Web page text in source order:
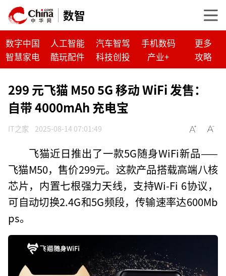
数智
数字中国 人工智能 汽车智驾 手机数码
更多
智慧家电
酷玩配件 科技创投 产业+ 攻略
299 元飞猫 M50 5G 移动 WiFi 发售：
自带 4000mAh 充电宝
IT之家 2025-08-14 07:01:49
飞猫近日推出了一款5G随身WiFi新品——
飞猫M50，售价299元。这款产品搭载高端八核
芯片，内置七根强力天线，支持Wi-Fi 6协议，
可自动切换2.4G和5G频段，传输速率达600Mb
ps。